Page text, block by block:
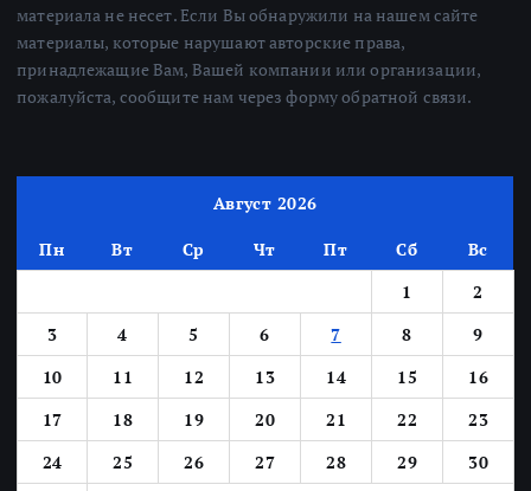
материала не несет. Если Вы обнаружили на нашем сайте
материалы, которые нарушают авторские права,
принадлежащие Вам, Вашей компании или организации,
пожалуйста, сообщите нам через форму обратной связи.
Август 2026
Пн Вт Ср Чт Пт Сб
Вс
1
2
3
4 5 6 7 8
9
10
11 12 13 14 15
16
17
18 19 20 21 22
23
24
25 26 27 28 29
30